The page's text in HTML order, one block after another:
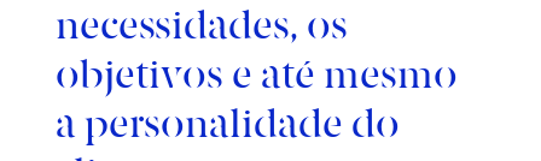
necessidades, os
objetivos e até mesmo
a personalidade do